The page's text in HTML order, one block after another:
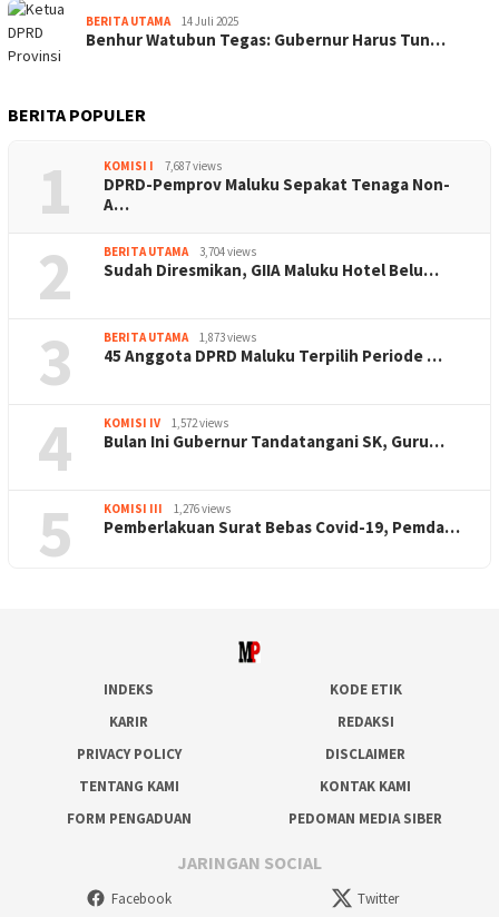
BERITA UTAMA 14 Juli 2025
Benhur Watubun Tegas: Gubernur Harus Tun…
BERITA POPULER
1 KOMISI I 7,687 views
DPRD-Pemprov Maluku Sepakat Tenaga Non-
A…
2 BERITA UTAMA 3,704 views
Sudah Diresmikan, GIIA Maluku Hotel Belu…
3 BERITA UTAMA 1,873 views
45 Anggota DPRD Maluku Terpilih Periode …
4 KOMISI IV 1,572 views
Bulan Ini Gubernur Tandatangani SK, Guru…
5 KOMISI III 1,276 views
Pemberlakuan Surat Bebas Covid-19, Pemda…
INDEKS
KODE ETIK
KARIR
REDAKSI
PRIVACY POLICY
DISCLAIMER
TENTANG KAMI
KONTAK KAMI
FORM PENGADUAN
PEDOMAN MEDIA SIBER
JARINGAN SOCIAL
Facebook Twitter